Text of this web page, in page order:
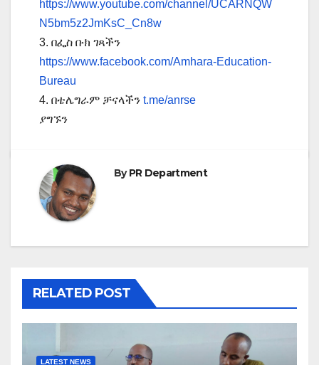
https://www.youtube.com/channel/UCARNQW
N5bm5z2JmKsC_Cn8w
3. በፌስ ቡክ ገጻችን
https://www.facebook.com/Amhara-Education-
Bureau
4. በቴሌግራም ቻናላችን t.me/anrse
ያግኙን
ByPR Department
RELATED POST
LATEST NEWS